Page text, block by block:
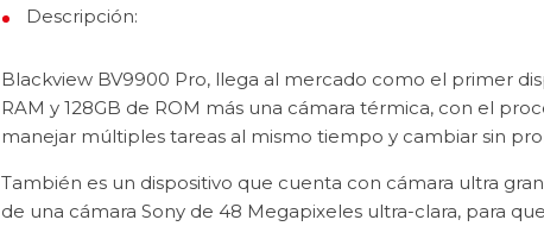
Descripción:
Blackview BV9900 Pro, llega al mercado como el primer
RAM y 128GB de ROM más una cámara térmica, con el
manejar múltiples tareas al mismo tiempo y cambiar sin
También es un dispositivo que cuenta con cámara ultra
de una cámara Sony de 48 Megapixeles ultra-clara, para